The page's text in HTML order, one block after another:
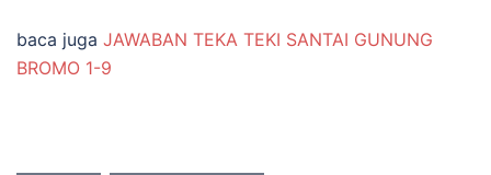
baca juga JAWABAN TEKA TEKI SANTAI GUNUNG
BROMO 1-9